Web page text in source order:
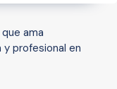
ama
profesional en